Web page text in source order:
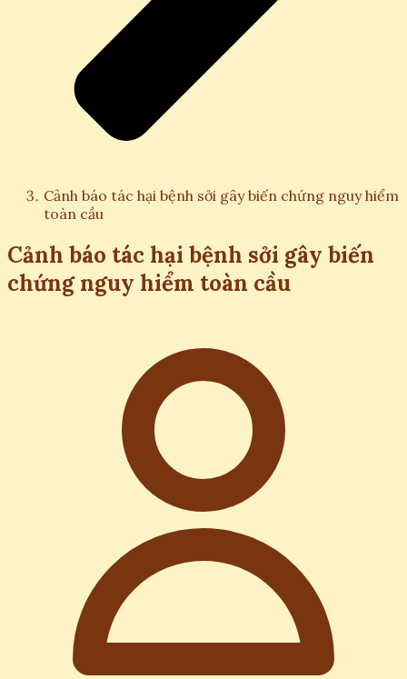
Cảnh báo tác hại bệnh sởi gây biến chứng nguy hiểm
toàn cầu
Cảnh báo tác hại bệnh sởi gây biến
chứng nguy hiểm toàn cầu